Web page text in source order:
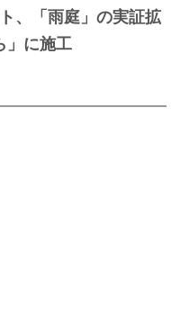
、「雨庭」の実証拡
」に施工